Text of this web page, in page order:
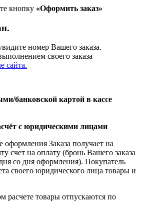
кнопку «Оформить заказ»
номер Вашего заказа.
своего заказа
сайта.
банковской картой в кассе
с юридическими лицами
оформления Заказа получает на
счет на оплату (бронь Вашего заказа
со дня оформления). Покупатель
своего юридического лица товары и
расчете товары отпускаются по